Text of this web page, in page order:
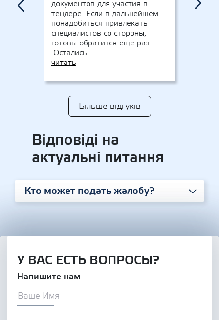
документов для участия в
тендере. Если в дальнейшем
понадобиться привлекать
специалистов со стороны,
готовы обратится еще раз
.Остались…
читать
Більше відгуків
Відповіді на
актуальні питання
Кто может подать жалобу?
У ВАС ЕСТЬ ВОПРОСЫ?
Напишите нам